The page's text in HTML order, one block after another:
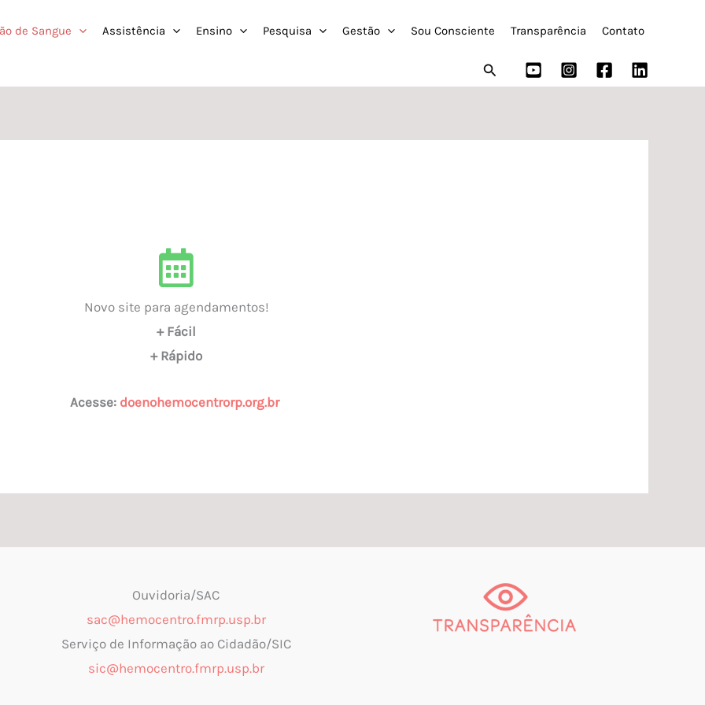
de Sangue Assistência Ensino Pesquisa Gestão Sou Consciente Transparência Contato
Pesquisar
Novo site para agendamentos!
+ Fácil
+ Rápido
Acesse: doenohemocentrorp.org.br
Ouvidoria/SAC
sac@hemocentro.fmrp.usp.br
Serviço de Informação ao Cidadão/SIC
sic@hemocentro.fmrp.usp.br